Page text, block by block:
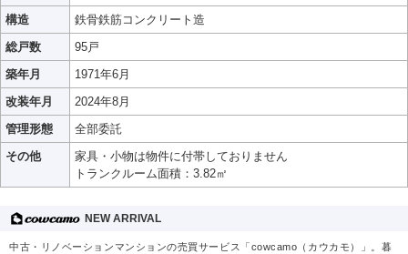
構造
鉄骨鉄筋コンクリート造
総戸数
95戸
築年月
1971年6月
改装年月
2024年8月
管理形態
全部委託
その他
家具・小物は物件に付帯しておりません
トランクルーム面積：3.82㎡
NEW ARRIVAL
中古・リノベーションマンションの売買サービス「cowcamo（カウカモ）」。暮